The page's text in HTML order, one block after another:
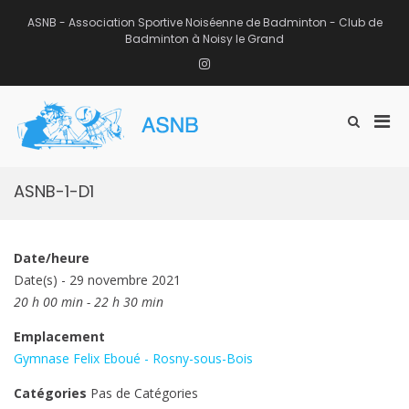
ASNB - Association Sportive Noiséenne de Badminton - Club de
Badminton à Noisy le Grand
Instagram
Afficher
ASNB-1-D1
Date/heure
Date(s) - 29 novembre 2021
20 h 00 min - 22 h 30 min
Emplacement
Gymnase Felix Eboué - Rosny-sous-Bois
Catégories Pas de Catégories